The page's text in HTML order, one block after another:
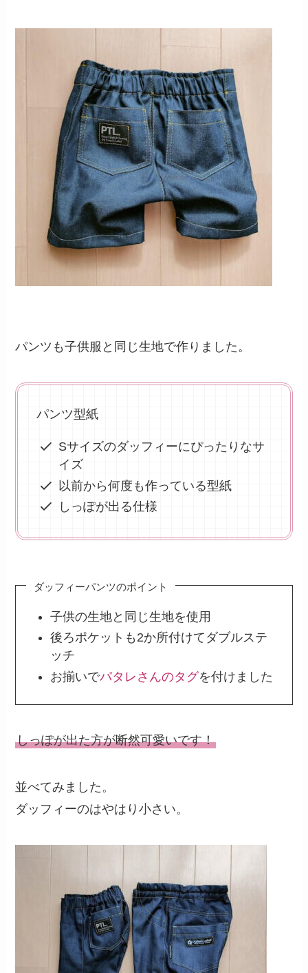
パンツも子供服と同じ生地で作りました。
パンツ型紙
Sサイズのダッフィーにぴったりなサ
イズ
以前から何度も作っている型紙
しっぽが出る仕様
ダッフィーパンツのポイント
子供の生地と同じ生地を使用
後ろポケットも2か所付けてダブルステ
ッチ
お揃いでパタレさんのタグを付けました
しっぽが出た方が断然可愛いです！
並べてみました。
ダッフィーのはやはり小さい。